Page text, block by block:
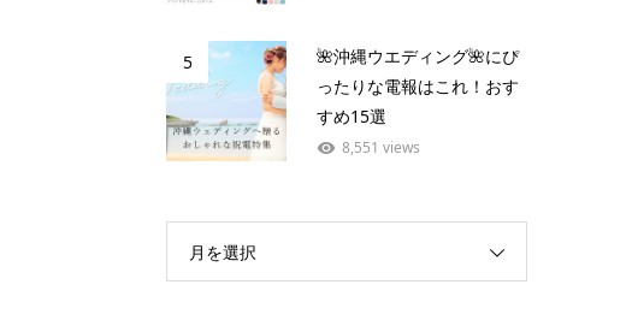
5
🌺沖縄ウエディング🌺にぴ
ったりな電報はこれ！おす
すめ15選
8,551 views
月を選択